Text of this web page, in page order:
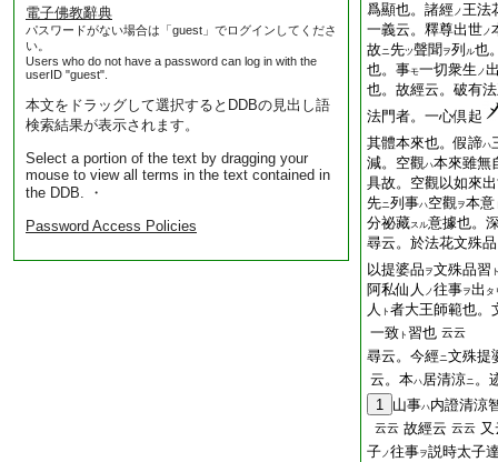
電子佛教辭典
パスワードがない場合は「guest」でログインしてくださ
い。
Users who do not have a password can log in with the
userID "guest".
本文をドラッグして選択するとDDBの見出し語
検索結果が表示されます。
Select a portion of the text by dragging your
mouse to view all terms in the text contained in
the DDB. ・
Password Access Policies
爲顯也。諸經ノ王法
一義云。釋尊出世ノ
故ニ先ツ聲聞 ヲ列 ル也
也。事モ一切衆生 ノ
也。故經云。破有
法門者。一心倶起
其體本來也。假諦ハ
減。空觀ハ本來雖無
具故。空觀以如來
先ニ列事ハ空觀ヲ本意
分祕藏スル意據也。
尋云。於法花文殊品
以提婆品 ヲ文殊品習
阿私仙人 ノ往事ヲ出 タ
人 ト 者大王師範也。
一致 ト 習也 云云
尋云。今經ニ文殊提
云。本ハ居清涼ニ。
1 山事ハ内證清涼
云云 故經云 云云
子ノ往事ヲ説時太子